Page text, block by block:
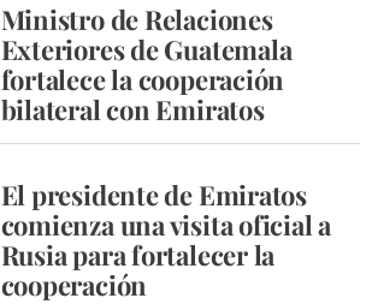
Ministro de Relaciones
Exteriores de Guatemala
fortalece la cooperación
bilateral con Emiratos
El presidente de Emiratos
comienza una visita oficial a
Rusia para fortalecer la
cooperación